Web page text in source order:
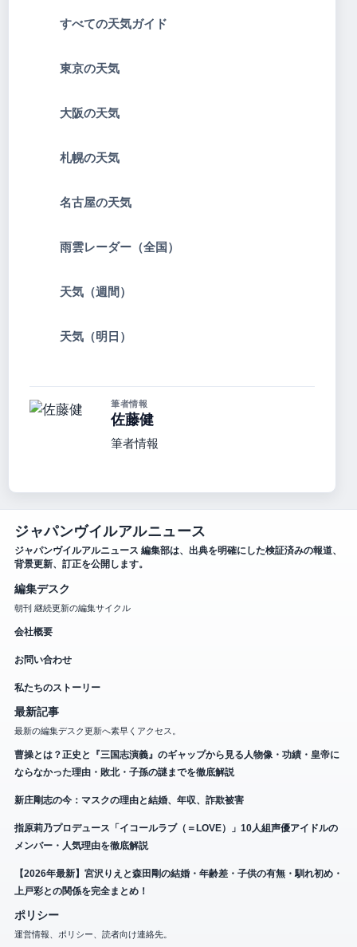
すべての天気ガイド
東京の天気
大阪の天気
札幌の天気
名古屋の天気
雨雲レーダー（全国）
天気（週間）
天気（明日）
筆者情報
佐藤健
筆者情報
ジャパンヴイルアルニュース
ジャパンヴイルアルニュース 編集部は、出典を明確にした検証済みの報道、
背景更新、訂正を公開します。
編集デスク
朝刊 継続更新の編集サイクル
会社概要
お問い合わせ
私たちのストーリー
最新記事
最新の編集デスク更新へ素早くアクセス。
曹操とは？正史と『三国志演義』のギャップから見る人物像・功績・皇帝に
ならなかった理由・敗北・子孫の謎までを徹底解説
新庄剛志の今：マスクの理由と結婚、年収、詐欺被害
指原莉乃プロデュース「イコールラブ（＝LOVE）」10人組声優アイドルの
メンバー・人気理由を徹底解説
【2026年最新】宮沢りえと森田剛の結婚・年齢差・子供の有無・馴れ初め・
上戸彩との関係を完全まとめ！
ポリシー
運営情報、ポリシー、読者向け連絡先。